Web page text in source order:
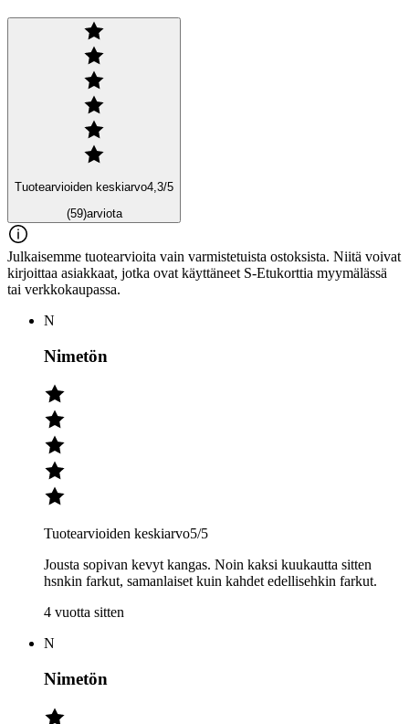
Tuotearvioiden keskiarvo4,3/5
(59)arviota
Julkaisemme tuotearvioita vain varmistetuista ostoksista. Niitä voivat
kirjoittaa asiakkaat, jotka ovat käyttäneet S-Etukorttia myymälässä
tai verkkokaupassa.
N
Nimetön
Tuotearvioiden keskiarvo5/5
Jousta sopivan kevyt kangas. Noin kaksi kuukautta sitten
hsnkin farkut, samanlaiset kuin kahdet edellisehkin farkut.
4 vuotta sitten
N
Nimetön